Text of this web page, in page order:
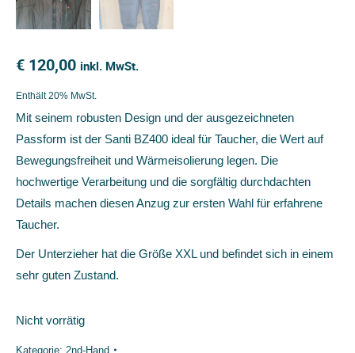
€ 120,00 inkl. MwSt.
Enthält 20% MwSt.
Mit seinem robusten Design und der ausgezeichneten
Passform ist der Santi BZ400 ideal für Taucher, die Wert auf
Bewegungsfreiheit und Wärmeisolierung legen. Die
hochwertige Verarbeitung und die sorgfältig durchdachten
Details machen diesen Anzug zur ersten Wahl für erfahrene
Taucher.
Der Unterzieher hat die Größe XXL und befindet sich in einem
sehr guten Zustand.
Nicht vorrätig
Kategorie: 2nd-Hand